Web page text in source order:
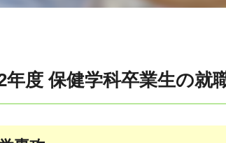
年度 保健学科卒業生の就